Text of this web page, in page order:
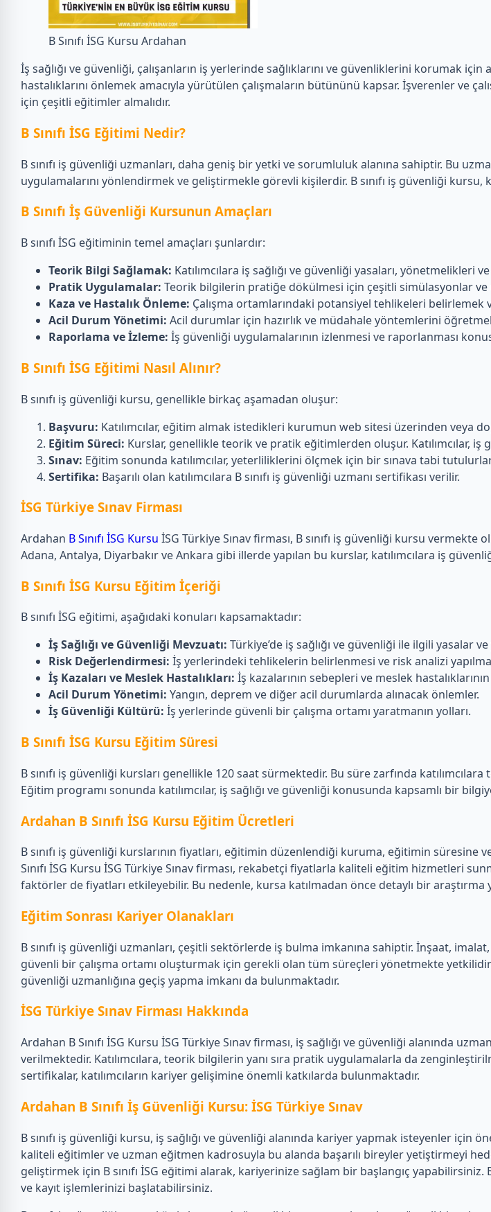
B Sınıfı İSG Kursu Ardahan
İş sağlığı ve güvenliği, çalışanların iş yerlerinde sağlıklarını ve güvenliklerini korumak
hastalıklarını önlemek amacıyla yürütülen çalışmaların bütününü kapsar. İşverenler ve
için çeşitli eğitimler almalıdır.
B Sınıfı İSG Eğitimi Nedir?
B sınıfı iş güvenliği uzmanları, daha geniş bir yetki ve sorumluluk alanına sahiptir. Bu
uygulamalarını yönlendirmek ve geliştirmekle görevli kişilerdir. B sınıfı iş güvenliği
B Sınıfı İş Güvenliği Kursunun Amaçları
B sınıfı İSG eğitiminin temel amaçları şunlardır:
Teorik Bilgi Sağlamak: Katılımcılara iş sağlığı ve güvenliği yasaları,
Pratik Uygulamalar: Teorik bilgilerin pratiğe dökülmesi için çeşitli simülasyonlar
Kaza ve Hastalık Önleme: Çalışma ortamlarındaki potansiyel tehlikeleri
Acil Durum Yönetimi: Acil durumlar için hazırlık ve müdahale yöntemlerini
Raporlama ve İzleme: İş güvenliği uygulamalarının izlenmesi ve raporlanması
B Sınıfı İSG Eğitimi Nasıl Alınır?
B sınıfı iş güvenliği kursu, genellikle birkaç aşamadan oluşur:
Başvuru: Katılımcılar, eğitim almak istedikleri kurumun web sitesi üzerinden veya
Eğitim Süreci: Kurslar, genellikle teorik ve pratik eğitimlerden oluşur. Katılımcılar,
Sınav: Eğitim sonunda katılımcılar, yeterliliklerini ölçmek için bir sınava tabi
Sertifika: Başarılı olan katılımcılara B sınıfı iş güvenliği uzmanı sertifikası verilir.
İSG Türkiye Sınav Firması
Ardahan B Sınıfı İSG Kursu İSG Türkiye Sınav firması, B sınıfı iş güvenliği kursu
Adana, Antalya, Diyarbakır ve Ankara gibi illerde yapılan bu kurslar, katılımcılara iş
B Sınıfı İSG Kursu Eğitim İçeriği
B sınıfı İSG eğitimi, aşağıdaki konuları kapsamaktadır:
İş Sağlığı ve Güvenliği Mevzuatı: Türkiye’de iş sağlığı ve güvenliği ile ilgili yasalar
Risk Değerlendirmesi: İş yerlerindeki tehlikelerin belirlenmesi ve risk analizi
İş Kazaları ve Meslek Hastalıkları: İş kazalarının sebepleri ve meslek
Acil Durum Yönetimi: Yangın, deprem ve diğer acil durumlarda alınacak önlemler.
İş Güvenliği Kültürü: İş yerlerinde güvenli bir çalışma ortamı yaratmanın yolları.
B Sınıfı İSG Kursu Eğitim Süresi
B sınıfı iş güvenliği kursları genellikle 120 saat sürmektedir. Bu süre zarfında
Eğitim programı sonunda katılımcılar, iş sağlığı ve güvenliği konusunda kapsamlı bir
Ardahan B Sınıfı İSG Kursu Eğitim Ücretleri
B sınıfı iş güvenliği kurslarının fiyatları, eğitimin düzenlendiği kuruma, eğitimin süresine
Sınıfı İSG Kursu İSG Türkiye Sınav firması, rekabetçi fiyatlarla kaliteli eğitim hizmetleri
faktörler de fiyatları etkileyebilir. Bu nedenle, kursa katılmadan önce detaylı bir araştırma
Eğitim Sonrası Kariyer Olanakları
B sınıfı iş güvenliği uzmanları, çeşitli sektörlerde iş bulma imkanına sahiptir. İnşaat,
güvenli bir çalışma ortamı oluşturmak için gerekli olan tüm süreçleri yönetmekte
güvenliği uzmanlığına geçiş yapma imkanı da bulunmaktadır.
İSG Türkiye Sınav Firması Hakkında
Ardahan B Sınıfı İSG Kursu İSG Türkiye Sınav firması, iş sağlığı ve güvenliği alanında
verilmektedir. Katılımcılara, teorik bilgilerin yanı sıra pratik uygulamalarla da
sertifikalar, katılımcıların kariyer gelişimine önemli katkılarda bulunmaktadır.
Ardahan B Sınıfı İş Güvenliği Kursu: İSG Türkiye Sınav
B sınıfı iş güvenliği kursu, iş sağlığı ve güvenliği alanında kariyer yapmak isteyenler için
kaliteli eğitimler ve uzman eğitmen kadrosuyla bu alanda başarılı bireyler yetiştirmeyi
geliştirmek için B sınıfı İSG eğitimi alarak, kariyerinize sağlam bir başlangıç
ve kayıt işlemlerinizi başlatabilirsiniz.